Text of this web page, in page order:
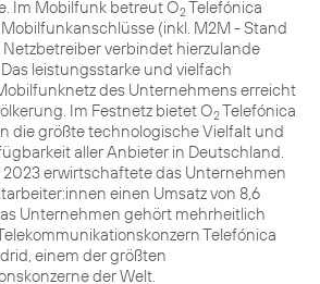
Im Mobilfunk betreut O2Telefónica
(inkl. M2M - Stand
Netzbetreiber verbindet hierzulande
leistungsstarke und vielfach
des Unternehmens erreicht
Im Festnetz bietet O2Telefónica
die größte technologische Vielfalt und
aller Anbieter in Deutschland.
erwirtschaftete das Unternehmen
einen Umsatz von 8,6
Unternehmen gehört mehrheitlich
Telefónica
einem der größten
der Welt.